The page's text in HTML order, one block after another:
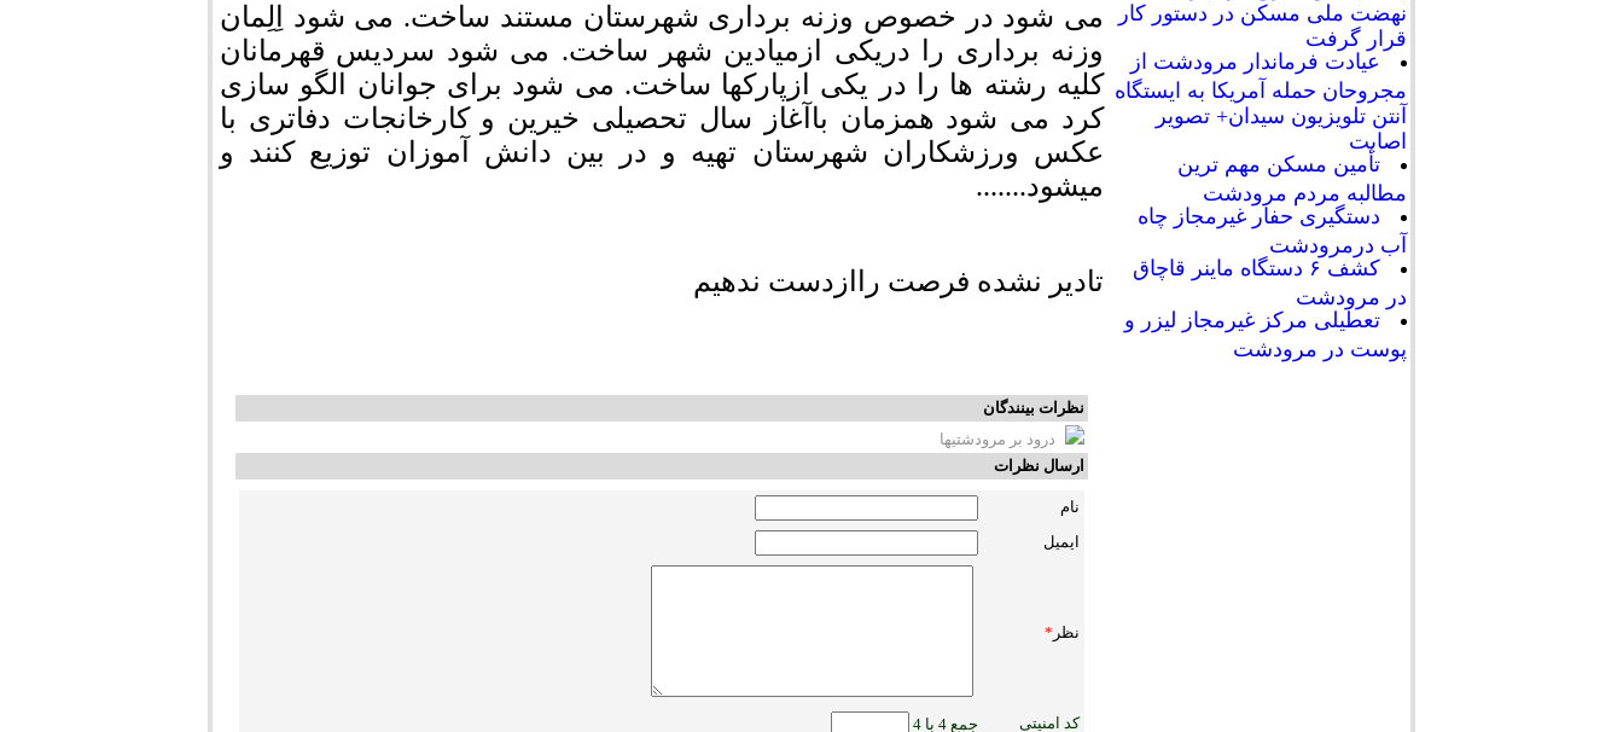
نهضت ملی مسکن در دستور کار
قرار گرفت
عیادت فرماندار مرودشت از
مجروحان حمله آمریکا به ایستگاه
آنتن تلویزیون سیدان+ تصویر
اصابت
تأمین مسکن مهم ترین
مطالبه مردم مرودشت
دستگیری حفار غیرمجاز چاه
آب درمرودشت
کشف ۶ دستگاه ماینر قاچاق
در مرودشت
تعطیلی مرکز غیرمجاز لیزر و
پوست در مرودشت
می شود در خصوص وزنه برداری شهرستان مستند ساخت. می شود اِلِمان
وزنه برداری را دریکی ازمیادین شهر ساخت. می شود سردیس قهرمانان
کلیه رشته ها را در یکی ازپارکها ساخت. می شود برای جوانان الگو سازی
کرد می شود همزمان باآغاز سال تحصیلی خیرین و کارخانجات دفاتری با
عکس ورزشکاران شهرستان تهیه و در بین دانش آموزان توزیع کنند و
میشود.......
تادیر نشده فرصت راازدست ندهیم
نظرات بینندگان
درود بر مرودشتیها
ارسال نظرات
نام
ایمیل
نظر *
کد امنیتی جمع 4 با 4